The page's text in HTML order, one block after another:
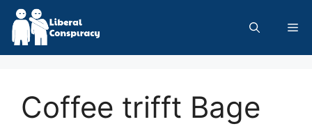
Skip
content
Coffee trifft Bage